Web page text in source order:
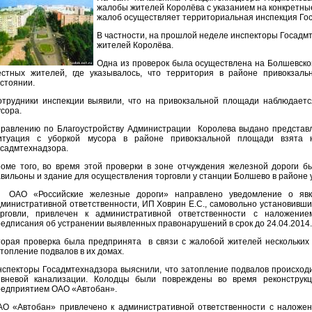
жалобы жителей Королёва с указанием на
жалоб осуществляет территориальная инспекция
В частности, на прошлой неделе инспекторы
жителей Королёва.
Одна из проверок была осуществлена на
жителей, где указывалось, что территория в районе
инспекции выявили, что на привокзальной площади
по Благоустройству Администрации Королева выдано
с уборкой мусора в районе привокзальной площади взята
того, во время этой проверки в зоне отчуждения железной дороги
и здание для осуществления торговли у станции Болшево в
«Российские железные дороги» направлено уведомление о
ответственности, ИП Ховрин Е.С., самовольно
привлечен к административной ответственности с
об устранении выявленных правонарушений в срок до 24.04.2014.
проверка была предпринята в связи с жалобой жителей
подвалов в их домах.
Госадмтехнадзора выяснили, что затопление подвалов
канализации. Колодцы были повреждены во время
ОАО «Автобан».
«Автобан» привлечено к административной ответственности с